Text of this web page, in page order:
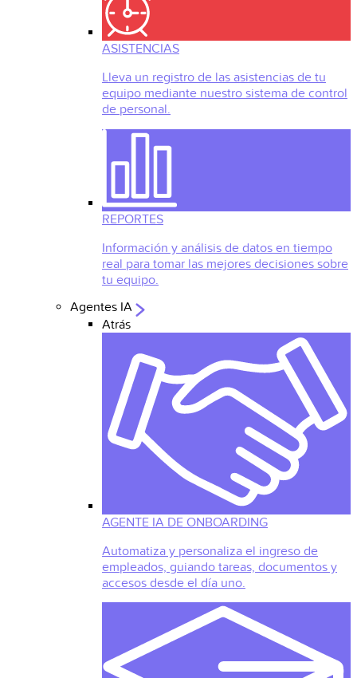
ASISTENCIAS
Lleva un registro de las asistencias de tu
equipo mediante nuestro sistema de control
de personal.
REPORTES
Información y análisis de datos en tiempo
real para tomar las mejores decisiones sobre
tu equipo.
Agentes IA
Atrás
AGENTE IA DE ONBOARDING
Automatiza y personaliza el ingreso de
empleados, guiando tareas, documentos y
accesos desde el día uno.